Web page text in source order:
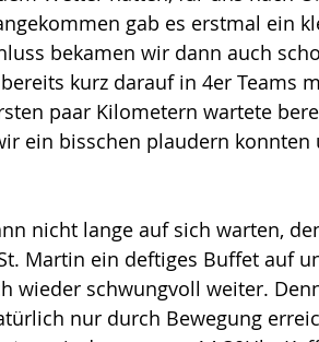
gab es erstmal ein
bekamen wir dann auch
kurz darauf in 4er Teams
paar Kilometern wartete
ein bisschen plaudern konnten
nicht lange auf sich warten,
Martin ein deftiges Buffet auf
wieder schwungvoll weiter.
nur durch Bewegung